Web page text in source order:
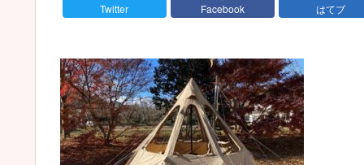
Twitter Facebook はてブ